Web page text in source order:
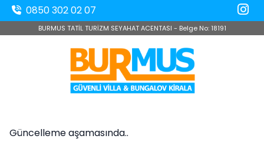
0850 302 02 07
BURMUS TATİL TURİZM SEYAHAT ACENTASI - Belge No: 18191
Güncelleme aşamasında..